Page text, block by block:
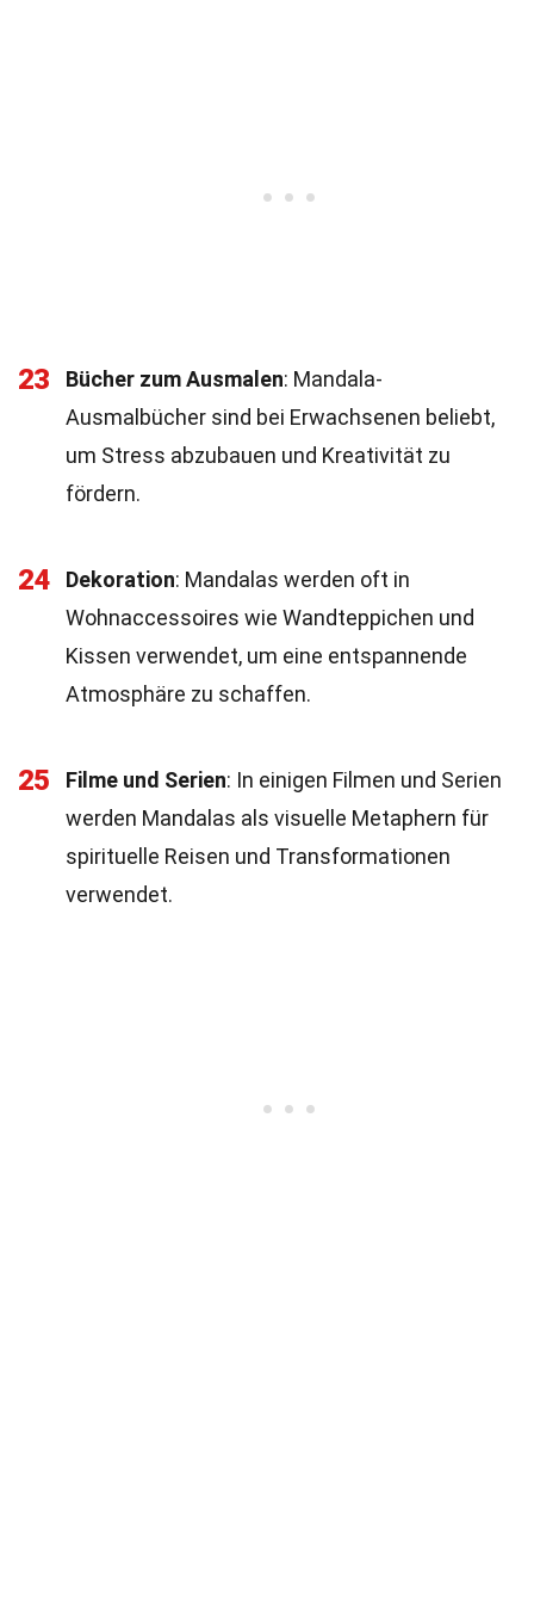
23 Bücher zum Ausmalen: Mandala-
Ausmalbücher sind bei Erwachsenen beliebt,
um Stress abzubauen und Kreativität zu
fördern.
24 Dekoration: Mandalas werden oft in
Wohnaccessoires wie Wandteppichen und
Kissen verwendet, um eine entspannende
Atmosphäre zu schaffen.
25 Filme und Serien: In einigen Filmen und Serien
werden Mandalas als visuelle Metaphern für
spirituelle Reisen und Transformationen
verwendet.